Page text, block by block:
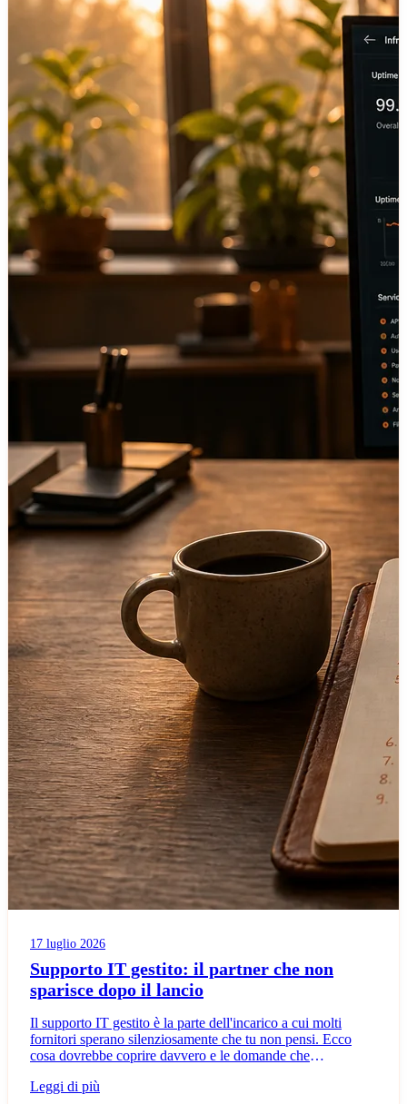
17 luglio 2026
Supporto IT gestito: il partner che non
sparisce dopo il lancio
Il supporto IT gestito è la parte dell'incarico a cui molti
fornitori sperano silenziosamente che tu non pensi. Ecco
cosa dovrebbe coprire davvero e le domande che
Leggi di più